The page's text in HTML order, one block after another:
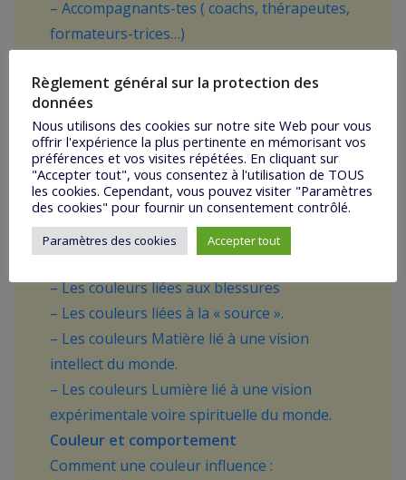
– Accompagnants-tes ( coachs, thérapeutes,
formateurs-trices…)
– Conseillers-ères en image, relooking
– Conseillers-ères en habitats, architecture
intérieur
– Créateur-trices au fait de la couleur
Ce que vous allez apprendre :
– Signification symbolique et énergétique de
48 couleurs.
– Les couleurs liées aux blessures
– Les couleurs liées à la « source ».
– Les couleurs Matière lié à une vision
intellect du monde.
– Les couleurs Lumière lié à une vision
expérimentale voire spirituelle du monde.
Couleur et comportement
Comment une couleur influence :
Règlement général sur la protection des
données
Nous utilisons des cookies sur notre site Web pour vous
offrir l'expérience la plus pertinente en mémorisant vos
préférences et vos visites répétées. En cliquant sur
"Accepter tout", vous consentez à l'utilisation de TOUS
les cookies. Cependant, vous pouvez visiter "Paramètres
des cookies" pour fournir un consentement contrôlé.
Paramètres des cookies Accepter tout